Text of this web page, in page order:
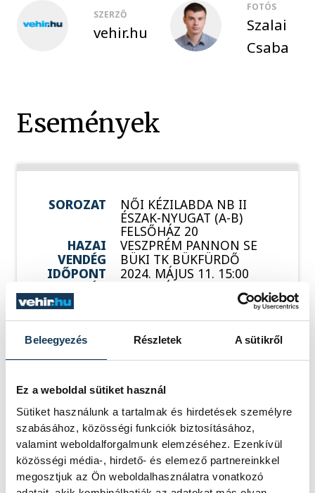
Beleegyezés Részletek A sütikről
Ez a weboldal sütiket használ
Sütiket használunk a tartalmak és hirdetések személyre
szabásához, közösségi funkciók biztosításához,
valamint weboldalforgalmunk elemzéséhez. Ezenkívül
közösségi média-, hirdető- és elemező partnereinkkel
megosztjuk az Ön weboldalhasználatra vonatkozó
SZERZŐ
vehir.hu
FOTÓS
Szalai
Csaba
Események
SOROZAT NŐI KÉZILABDA NB II
ÉSZAK-NYUGAT (A-B)
FELSŐHÁZ 20
HAZAI
VESZPRÉM PANNON SE
VENDÉG
BÜKI TK BÜKFÜRDŐ
IDŐPONT
2024. MÁJUS 11. 15:00
HELYSZÍN
VESZPRÉM, WARTHA
SOROZAT NŐI KÉZILABDA NB II
ÉSZAK-NYUGAT (A-B)
FELSŐHÁZ 20
HAZAI
GYŐRI ETO KC U21
VENDÉG
VESZPRÉM PANNON SE